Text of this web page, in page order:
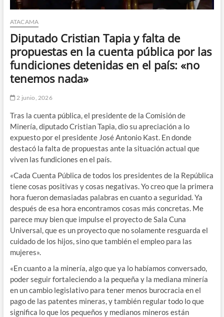
ATACAMA
Diputado Cristian Tapia y falta de
propuestas en la cuenta pública por las
fundiciones detenidas en el país: «no
tenemos nada»
2 junio, 2026
Tras la cuenta pública, el presidente de la Comisión de
Minería, diputado Cristian Tapia, dio su apreciación a lo
expuesto por el presidente José Antonio Kast. En donde
destacó la falta de propuestas ante la situación actual que
viven las fundiciones en el país.
«Cada Cuenta Pública de todos los presidentes de la República
tiene cosas positivas y cosas negativas. Yo creo que la primera
hora fueron demasiadas palabras en cuanto a seguridad. Ya
después de esa hora encontramos cosas más concretas. Me
parece muy bien que impulse el proyecto de Sala Cuna
Universal, que es un proyecto que no solamente resguarda el
cuidado de los hijos, sino que también el empleo para las
mujeres».
«En cuanto a la minería, algo que ya lo habíamos conversado,
poder seguir fortaleciendo a la pequeña y la mediana minería
en un cambio legislativo para tener menos burocracia en el
pago de las patentes mineras, y también regular todo lo que
significa lo que los pequeños y medianos mineros están